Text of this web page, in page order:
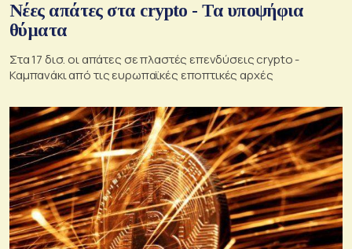
Νέες απάτες στα crypto - Τα υποψήφια
θύματα
Στα 17 δισ. οι απάτες σε πλαστές επενδύσεις crypto -
Καμπανάκι από τις ευρωπαϊκές εποπτικές αρχές